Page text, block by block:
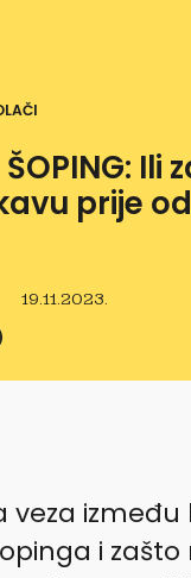
ŠOPING: Ili
prije
19.11.2023.
veza između
i zašto